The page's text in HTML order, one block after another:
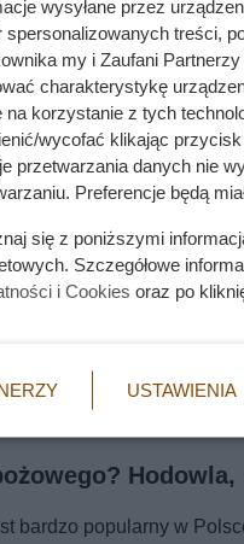
bardzo popularny w
wysyłane przez
spersonalizowanych treści,
my i Zaufani
charakterystykę
na korzystanie z tych
wycofać klikając
przetwarzania danych nie
Preferencje będą
się z poniższymi
Szczegółowe
i Cookies oraz po
USTAWIENIA